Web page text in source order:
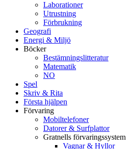
Laborationer
Utrustning
Förbrukning
Geografi
Energi & Miljö
Böcker
Bestämningslitteratur
Matematik
NO
Spel
Skriv & Rita
Första hjälpen
Förvaring
Mobiltelefoner
Datorer & Surfplattor
Gratnells förvaringssystem
Vagnar & Hyllor